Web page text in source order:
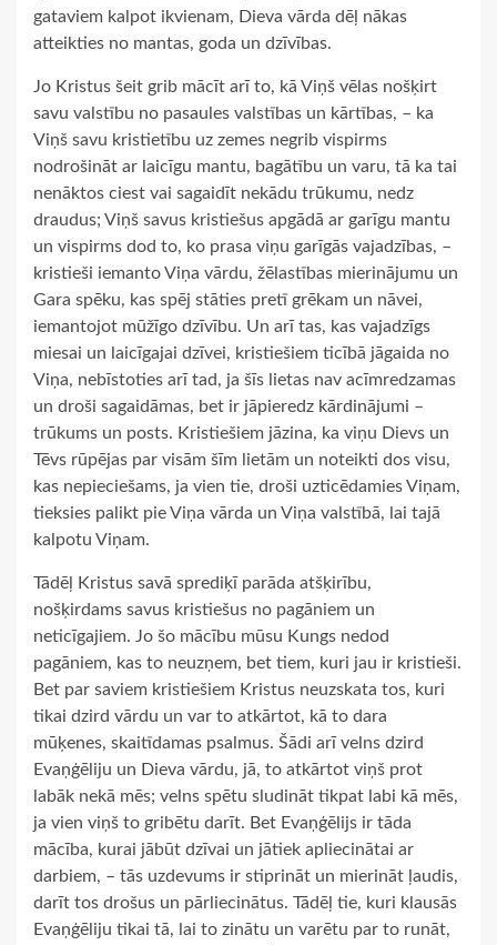
gataviem kalpot ikvienam, Dieva vārda dēļ nākas
atteikties no mantas, goda un dzīvības.
Jo Kristus šeit grib mācīt arī to, kā Viņš vēlas nošķirt
savu valstību no pasaules valstības un kārtības, – ka
Viņš savu kristietību uz zemes negrib vispirms
nodrošināt ar laicīgu mantu, bagātību un varu, tā ka tai
nenāktos ciest vai sagaidīt nekādu trūkumu, nedz
draudus; Viņš savus kristiešus apgādā ar garīgu mantu
un vispirms dod to, ko prasa viņu garīgās vajadzības, –
kristieši iemanto Viņa vārdu, žēlastības mierinājumu un
Gara spēku, kas spēj stāties pretī grēkam un nāvei,
iemantojot mūžīgo dzīvību. Un arī tas, kas vajadzīgs
miesai un laicīgajai dzīvei, kristiešiem ticībā jāgaida no
Viņa, nebīstoties arī tad, ja šīs lietas nav acīmredzamas
un droši sagaidāmas, bet ir jāpieredz kārdinājumi –
trūkums un posts. Kristiešiem jāzina, ka viņu Dievs un
Tēvs rūpējas par visām šīm lietām un noteikti dos visu,
kas nepieciešams, ja vien tie, droši uzticēdamies Viņam,
tieksies palikt pie Viņa vārda un Viņa valstībā, lai tajā
kalpotu Viņam.
Tādēļ Kristus savā sprediķī parāda atšķirību,
nošķirdams savus kristiešus no pagāniem un
neticīgajiem. Jo šo mācību mūsu Kungs nedod
pagāniem, kas to neuzņem, bet tiem, kuri jau ir kristieši.
Bet par saviem kristiešiem Kristus neuzskata tos, kuri
tikai dzird vārdu un var to atkārtot, kā to dara
mūķenes, skaitīdamas psalmus. Šādi arī velns dzird
Evaņģēliju un Dieva vārdu, jā, to atkārtot viņš prot
labāk nekā mēs; velns spētu sludināt tikpat labi kā mēs,
ja vien viņš to gribētu darīt. Bet Evaņģēlijs ir tāda
mācība, kurai jābūt dzīvai un jātiek apliecinātai ar
darbiem, – tās uzdevums ir stiprināt un mierināt ļaudis,
darīt tos drošus un pārliecinātus. Tādēļ tie, kuri klausās
Evaņģēliju tikai tā, lai to zinātu un varētu par to runāt,